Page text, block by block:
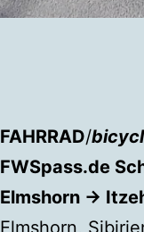
FAHRRAD/
FWSpass.de
Elmshorn →
Elmshorn,